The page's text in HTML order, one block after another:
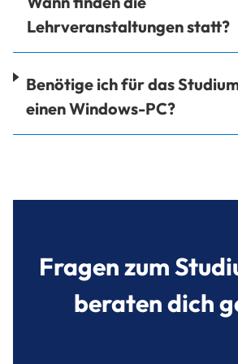
Lehrveranstaltungen statt?
Benötige ich für das
einen Windows-PC?
Fragen zum
beraten dich